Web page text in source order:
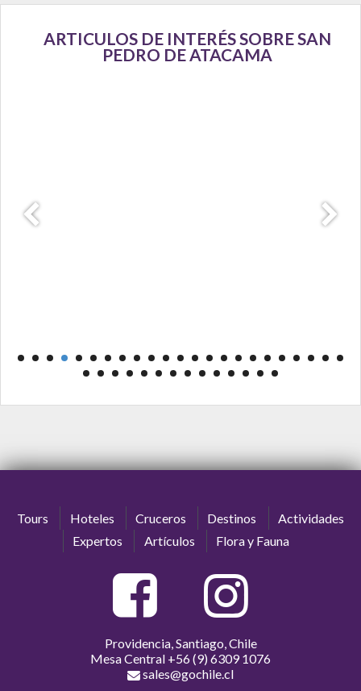
ARTICULOS DE INTERÉS SOBRE SAN
PEDRO DE ATACAMA
Tours Hoteles Cruceros Destinos
Actividades
Expertos
Artículos Flora y Fauna
Providencia, Santiago, Chile
Mesa Central +56 (9) 6309 1076
sales@gochile.cl